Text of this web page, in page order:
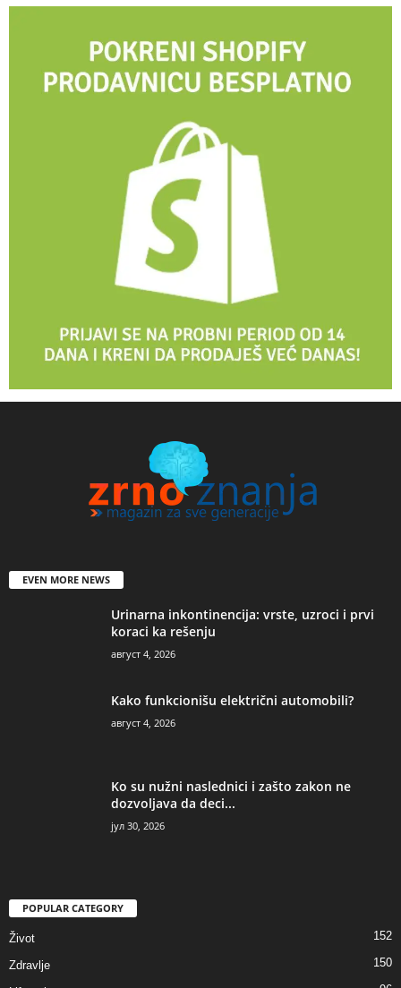
EVEN MORE NEWS
Urinarna inkontinencija: vrste, uzroci i prvi
koraci ka rešenju
август 4, 2026
Kako funkcionišu električni automobili?
август 4, 2026
Ko su nužni naslednici i zašto zakon ne
dozvoljava da deci...
јул 30, 2026
POPULAR CATEGORY
Život 152
Zdravlje 150